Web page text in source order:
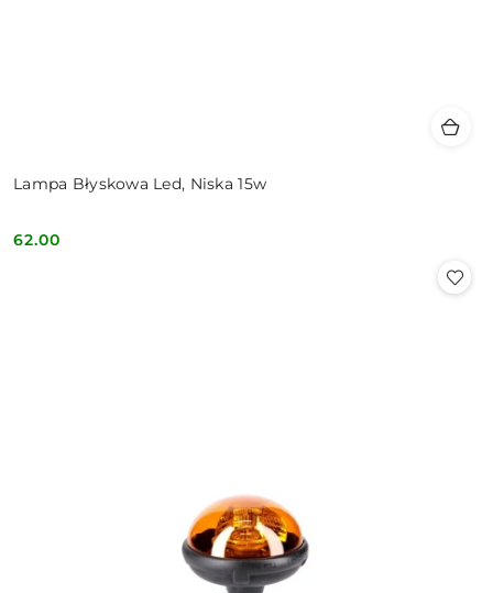
Lampa Błyskowa Led, Niska 15w
Cena:
62.00